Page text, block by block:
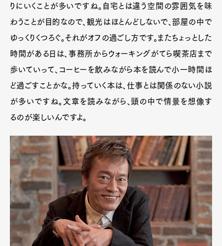
りにいくことが多いですね。自宅とは違う空間の雰囲気を味
わうことが目的なので、観光はほとんどしないで、部屋の中で
ゆっくりくつろぐ。それがオフの過ごし方です。またちょっとした
時間がある日は、事務所からウォーキングがてら喫茶店まで
歩いていって、コーヒーを飲みながら本を読んで小一時間ほ
ど過ごすことかな。持っていく本は、仕事とは関係のない小説
が多いですね。文章を読みながら、頭の中で情景を想像す
るのが楽しいんですよ。